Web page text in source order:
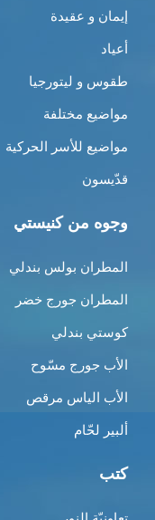
إيمان و عقيدة
أعياد
طقوس و ليتورجيا
مواضيع مختلفة
مواضيع للأسر الحركية
قدّيسون
وجوه من كنيستي
المطران بولس بندلي
المطران جورج خضر
كوستي بندلي
الأب جورج مسّوح
الأب الياس مرقص
ألبير لحّام
كتب